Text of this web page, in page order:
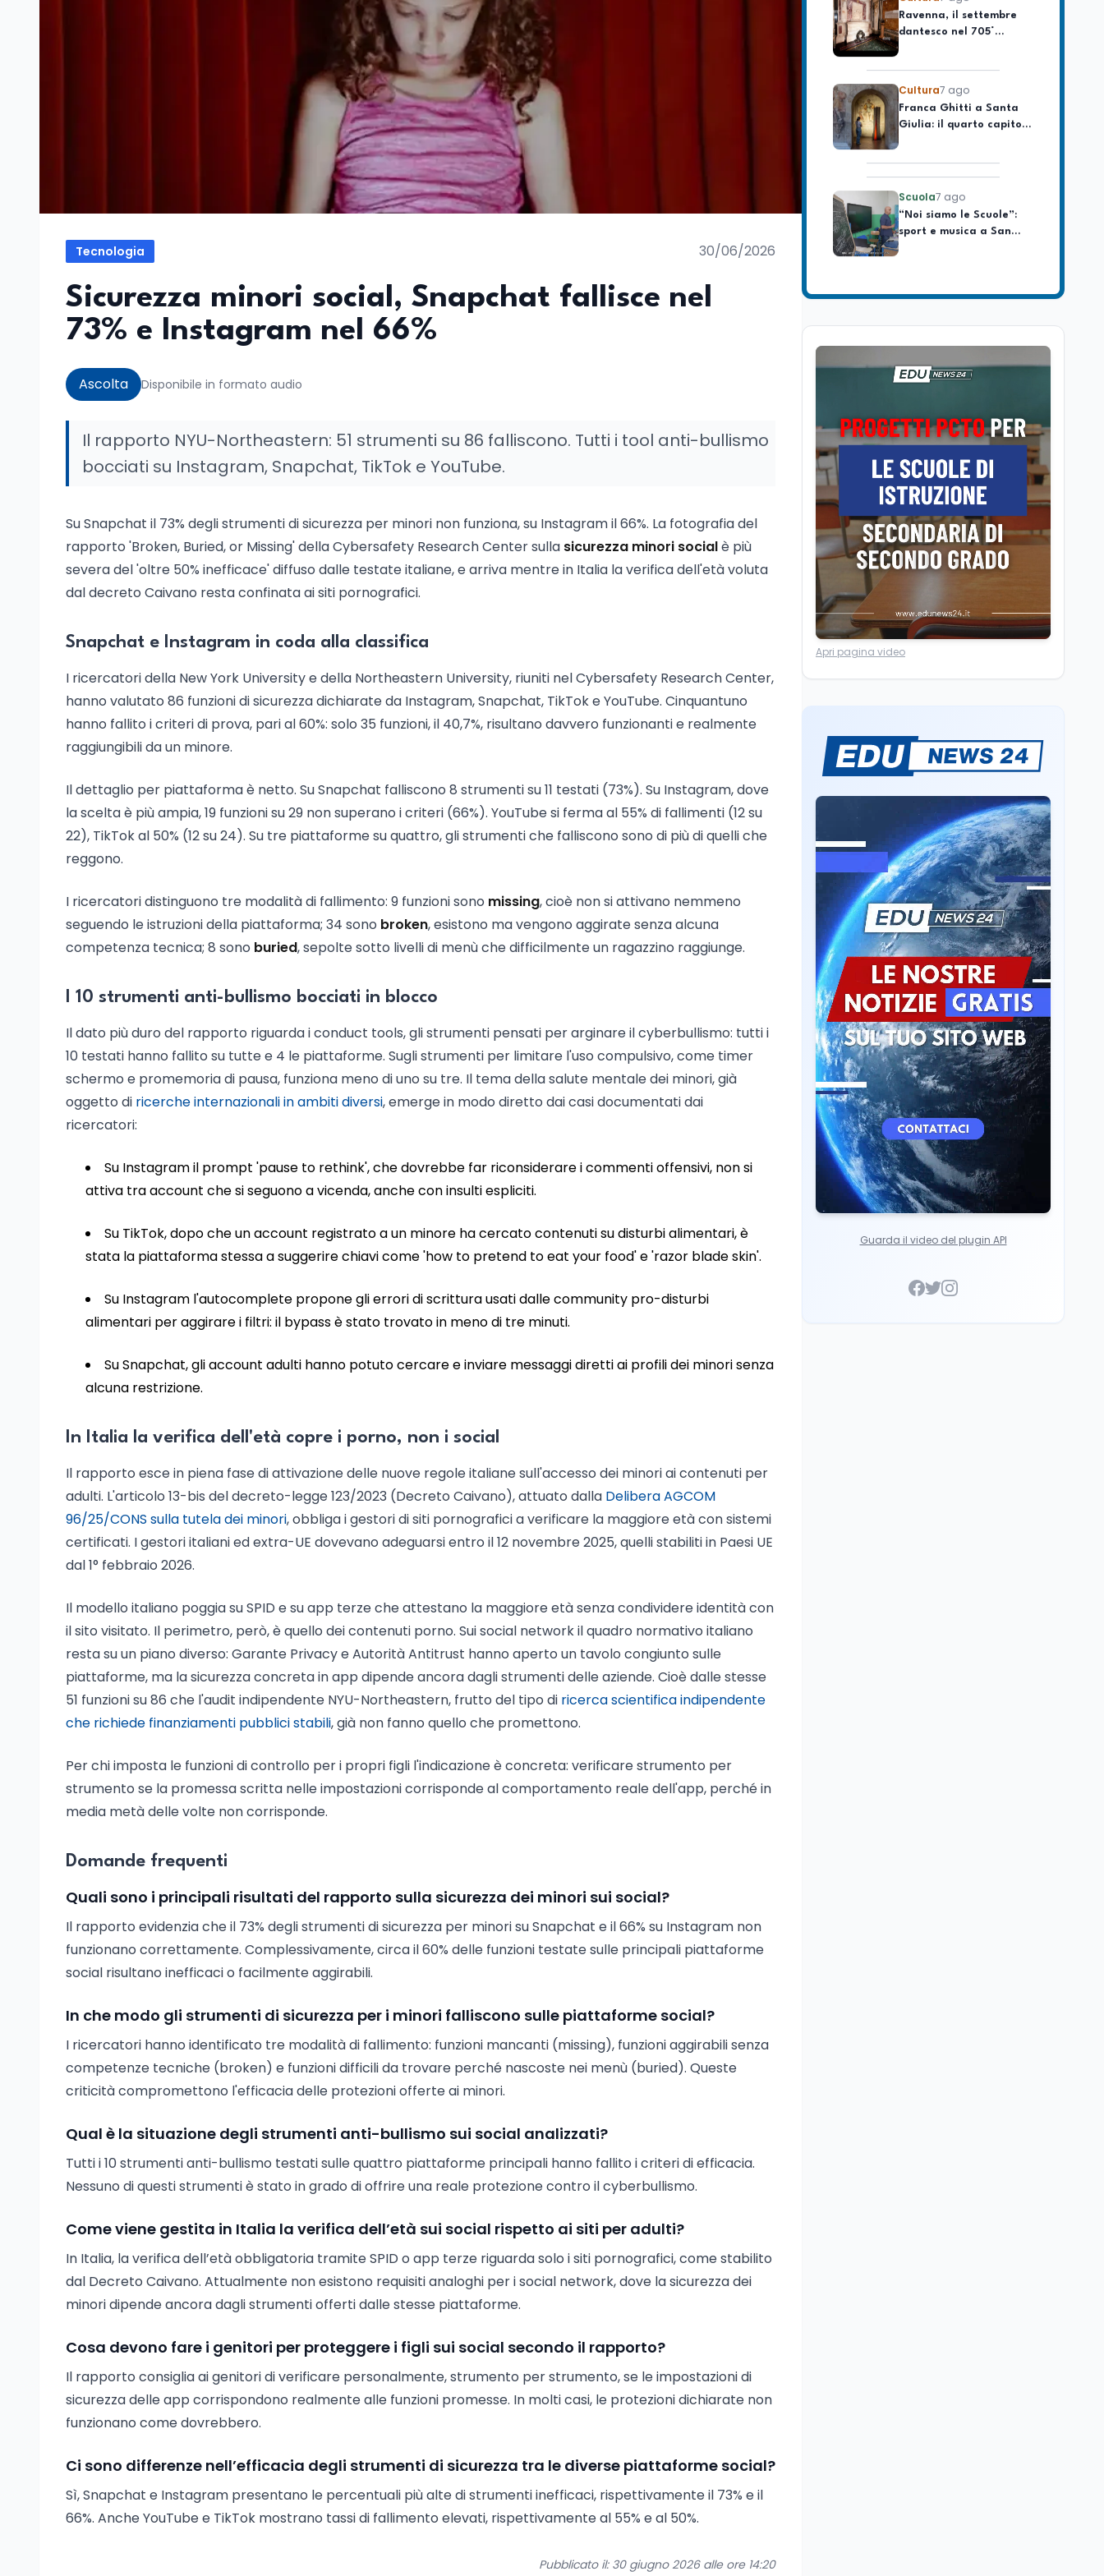
Tecnologia 30/06/2026
Sicurezza minori social, Snapchat fallisce nel
73% e Instagram nel 66%
Ascolta Disponibile in formato audio
Il rapporto NYU-Northeastern: 51 strumenti su 86 falliscono. Tutti i tool anti-bullismo
bocciati su Instagram, Snapchat, TikTok e YouTube.
Su Snapchat il 73% degli strumenti di sicurezza per minori non funziona, su Instagram il 66%. La fotografia del
rapporto 'Broken, Buried, or Missing' della Cybersafety Research Center sulla sicurezza minori socialè più
severa del 'oltre 50% inefficace' diffuso dalle testate italiane, e arriva mentre in Italia la verifica dell'età voluta
dal decreto Caivano resta confinata ai siti pornografici.
Snapchat e Instagram in coda alla classifica
I ricercatori della New York University e della Northeastern University, riuniti nel Cybersafety Research Center,
hanno valutato 86 funzioni di sicurezza dichiarate da Instagram, Snapchat, TikTok e YouTube. Cinquantuno
hanno fallito i criteri di prova, pari al 60%: solo 35 funzioni, il 40,7%, risultano davvero funzionanti e realmente
raggiungibili da un minore.
Il dettaglio per piattaforma è netto. Su Snapchat falliscono 8 strumenti su 11 testati (73%). Su Instagram, dove
la scelta è più ampia, 19 funzioni su 29 non superano i criteri (66%). YouTube si ferma al 55% di fallimenti (12 su
22), TikTok al 50% (12 su 24). Su tre piattaforme su quattro, gli strumenti che falliscono sono di più di quelli che
reggono.
I ricercatori distinguono tre modalità di fallimento: 9 funzioni sono missing, cioè non si attivano nemmeno
seguendo le istruzioni della piattaforma; 34 sono broken, esistono ma vengono aggirate senza alcuna
competenza tecnica; 8 sono buried, sepolte sotto livelli di menù che difficilmente un ragazzino raggiunge.
I 10 strumenti anti-bullismo bocciati in blocco
Il dato più duro del rapporto riguarda i conduct tools, gli strumenti pensati per arginare il cyberbullismo: tutti i
10 testati hanno fallito su tutte e 4 le piattaforme. Sugli strumenti per limitare l'uso compulsivo, come timer
schermo e promemoria di pausa, funziona meno di uno su tre. Il tema della salute mentale dei minori, già
oggetto di ricerche internazionali in ambiti diversi, emerge in modo diretto dai casi documentati dai
ricercatori:
Su Instagram il prompt 'pause to rethink', che dovrebbe far riconsiderare i commenti offensivi, non si
attiva tra account che si seguono a vicenda, anche con insulti espliciti.
Su TikTok, dopo che un account registrato a un minore ha cercato contenuti su disturbi alimentari, è
stata la piattaforma stessa a suggerire chiavi come 'how to pretend to eat your food' e 'razor blade skin'.
Su Instagram l'autocomplete propone gli errori di scrittura usati dalle community pro-disturbi
alimentari per aggirare i filtri: il bypass è stato trovato in meno di tre minuti.
Su Snapchat, gli account adulti hanno potuto cercare e inviare messaggi diretti ai profili dei minori senza
alcuna restrizione.
In Italia la verifica dell'età copre i porno, non i social
Il rapporto esce in piena fase di attivazione delle nuove regole italiane sull'accesso dei minori ai contenuti per
adulti. L'articolo 13-bis del decreto-legge 123/2023 (Decreto Caivano), attuato dalla Delibera AGCOM
96/25/CONS sulla tutela dei minori, obbliga i gestori di siti pornografici a verificare la maggiore età con sistemi
certificati. I gestori italiani ed extra-UE dovevano adeguarsi entro il 12 novembre 2025, quelli stabiliti in Paesi UE
dal 1° febbraio 2026.
Il modello italiano poggia su SPID e su app terze che attestano la maggiore età senza condividere identità con
il sito visitato. Il perimetro, però, è quello dei contenuti porno. Sui social network il quadro normativo italiano
resta su un piano diverso: Garante Privacy e Autorità Antitrust hanno aperto un tavolo congiunto sulle
piattaforme, ma la sicurezza concreta in app dipende ancora dagli strumenti delle aziende. Cioè dalle stesse
51 funzioni su 86 che l'audit indipendente NYU-Northeastern, frutto del tipo di ricerca scientifica indipendente
che richiede finanziamenti pubblici stabili, già non fanno quello che promettono.
Per chi imposta le funzioni di controllo per i propri figli l'indicazione è concreta: verificare strumento per
strumento se la promessa scritta nelle impostazioni corrisponde al comportamento reale dell'app, perché in
media metà delle volte non corrisponde.
Domande frequenti
Quali sono i principali risultati del rapporto sulla sicurezza dei minori sui social?
Il rapporto evidenzia che il 73% degli strumenti di sicurezza per minori su Snapchat e il 66% su Instagram non
funzionano correttamente. Complessivamente, circa il 60% delle funzioni testate sulle principali piattaforme
social risultano inefficaci o facilmente aggirabili.
In che modo gli strumenti di sicurezza per i minori falliscono sulle piattaforme social?
I ricercatori hanno identificato tre modalità di fallimento: funzioni mancanti (missing), funzioni aggirabili senza
competenze tecniche (broken) e funzioni difficili da trovare perché nascoste nei menù (buried). Queste
criticità compromettono l'efficacia delle protezioni offerte ai minori.
Qual è la situazione degli strumenti anti-bullismo sui social analizzati?
Tutti i 10 strumenti anti-bullismo testati sulle quattro piattaforme principali hanno fallito i criteri di efficacia.
Nessuno di questi strumenti è stato in grado di offrire una reale protezione contro il cyberbullismo.
Come viene gestita in Italia la verifica dell’età sui social rispetto ai siti per adulti?
In Italia, la verifica dell’età obbligatoria tramite SPID o app terze riguarda solo i siti pornografici, come stabilito
dal Decreto Caivano. Attualmente non esistono requisiti analoghi per i social network, dove la sicurezza dei
minori dipende ancora dagli strumenti offerti dalle stesse piattaforme.
Cosa devono fare i genitori per proteggere i figli sui social secondo il rapporto?
Il rapporto consiglia ai genitori di verificare personalmente, strumento per strumento, se le impostazioni di
sicurezza delle app corrispondono realmente alle funzioni promesse. In molti casi, le protezioni dichiarate non
funzionano come dovrebbero.
Ci sono differenze nell’efficacia degli strumenti di sicurezza tra le diverse piattaforme social?
Sì, Snapchat e Instagram presentano le percentuali più alte di strumenti inefficaci, rispettivamente il 73% e il
66%. Anche YouTube e TikTok mostrano tassi di fallimento elevati, rispettivamente al 55% e al 50%.
Pubblicato il: 30 giugno 2026 alle ore 14:20
longevo dell’Italia
repubblicana
con il progetto del Mim
studente 14enne uccide
Camere in ferie,
elettorale e Rai. La
premier Meloni attesa a
Bari il 4 settembre per
celebrare il governo più
longevo dell’Italia
repubblicana
Ravenna, il settembre
dantesco nel 705°
anniversario della morte
del Sommo Poeta
Cultura7 ago
Franca Ghitti a Santa
Scuola7 ago
“Noi siamo le Scuole”:
Sparatoria a Bangkok:
studente 14enne uccide
Editoriali7 ago
Camere in ferie,
riapertura il 9
settembre tra legge
elettorale e Rai. La
premier Meloni attesa a
Bari il 4 settembre per
celebrare il governo più
longevo dell’Italia
repubblicana
Cultura7 ago
Ravenna, il settembre
dantesco nel 705°
anniversario della morte
del Sommo Poeta
Cultura 7 ago
Franca Ghitti a Santa
Giulia: il quarto capitolo
dei Palcoscenici
Apri pagina video
Guarda il video del plugin API